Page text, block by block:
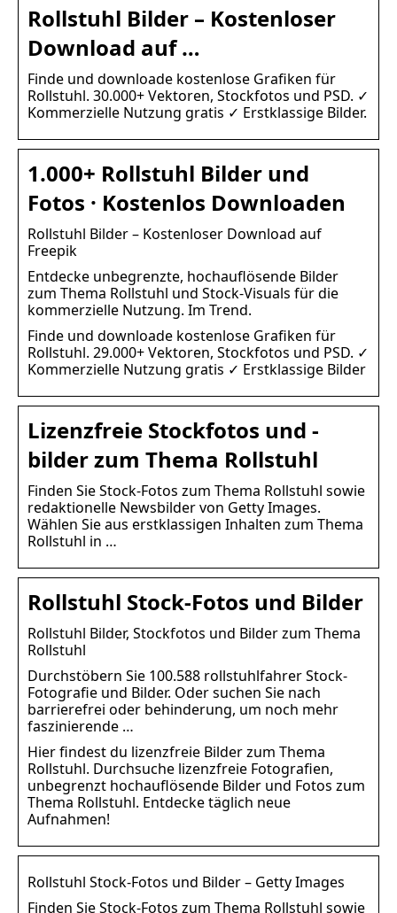
Rollstuhl Bilder – Kostenloser
Download auf …
Finde und downloade kostenlose Grafiken für
Rollstuhl. 30.000+ Vektoren, Stockfotos und PSD. ✓
Kommerzielle Nutzung gratis ✓ Erstklassige Bilder.
1.000+ Rollstuhl Bilder und
Fotos · Kostenlos Downloaden
Rollstuhl Bilder – Kostenloser Download auf
Freepik
Entdecke unbegrenzte, hochauflösende Bilder
zum Thema Rollstuhl und Stock-Visuals für die
kommerzielle Nutzung. Im Trend.
Finde und downloade kostenlose Grafiken für
Rollstuhl. 29.000+ Vektoren, Stockfotos und PSD. ✓
Kommerzielle Nutzung gratis ✓ Erstklassige Bilder
Lizenzfreie Stockfotos und -
bilder zum Thema Rollstuhl
Finden Sie Stock-Fotos zum Thema Rollstuhl sowie
redaktionelle Newsbilder von Getty Images.
Wählen Sie aus erstklassigen Inhalten zum Thema
Rollstuhl in …
Rollstuhl Stock-Fotos und Bilder
Rollstuhl Bilder, Stockfotos und Bilder zum Thema
Rollstuhl
Durchstöbern Sie 100.588 rollstuhlfahrer Stock-
Fotografie und Bilder. Oder suchen Sie nach
barrierefrei oder behinderung, um noch mehr
faszinierende …
Hier findest du lizenzfreie Bilder zum Thema
Rollstuhl. Durchsuche lizenzfreie Fotografien,
unbegrenzt hochauflösende Bilder und Fotos zum
Thema Rollstuhl. Entdecke täglich neue
Aufnahmen!
Rollstuhl Stock-Fotos und Bilder – Getty Images
Finden Sie Stock-Fotos zum Thema Rollstuhl sowie